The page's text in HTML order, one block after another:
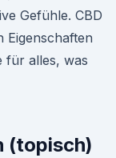
Gefühle. CBD
Eigenschaften
für alles, was
(topisch)